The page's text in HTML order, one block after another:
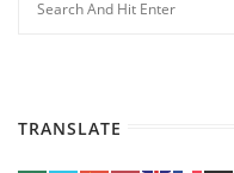
TRANSLATE